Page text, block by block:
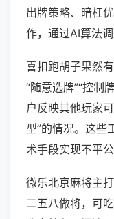
出牌策略、暗杠
作，通过AI算法
喜扣跑胡子果然
“随意选牌”“控制
户反映其他玩家
型”的情况。这些
术手段实现不平公
微乐北京麻将主
二五八做将，可